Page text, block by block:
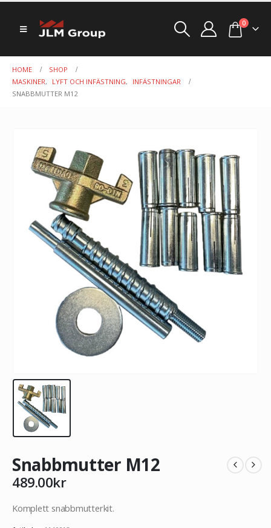
0
HOME
SHOP
MASKINER, LYFT OCH INFÄSTNING,
INFÄSTNINGAR
SNABBMUTTER M12
Snabbmutter M12
489.00kr
Komplett snabbmutterkit.